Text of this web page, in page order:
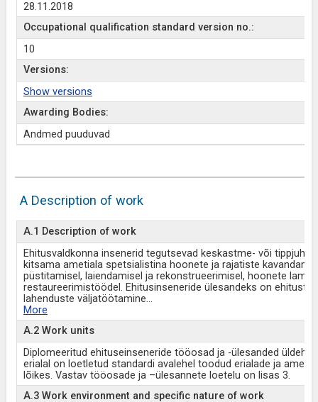
28.11.2018
Occupational qualification standard version no.:
10
Versions:
Show versions
Awarding Bodies:
Andmed puuduvad
A Description of work
A.1 Description of work
Ehitusvaldkonna insenerid tegutsevad keskastme- või
kitsama ametiala spetsialistina hoonete ja rajatiste
püstitamisel, laiendamisel ja rekonstrueerimisel, hoonete
restaureerimistöödel. Ehitusinseneride ülesandeks on
lahenduste väljatöötamine...
More
A.2 Work units
Diplomeeritud ehituseinseneride tööosad ja -ülesanded
erialal on loetletud standardi avalehel toodud erialade ja
lõikes. Vastav tööosade ja –ülesannete loetelu on lisas 3.
A.3 Work environment and specific nature of work